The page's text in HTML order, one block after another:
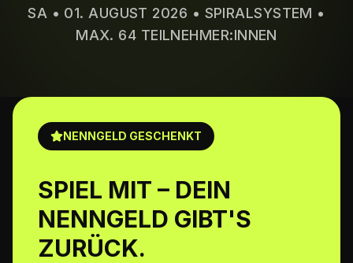
SA • 01. AUGUST 2026 • SPIRALSYSTEM •
MAX. 64 TEILNEHMER:INNEN
NENNGELD GESCHENKT
SPIEL MIT – DEIN
NENNGELD GIBT'S
ZURÜCK.